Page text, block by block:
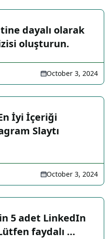
dayalı olarak
oluşturun.
October 3, 2024
İyi İçeriği
Slaytı
October 3, 2024
5 adet LinkedIn
faydalı …